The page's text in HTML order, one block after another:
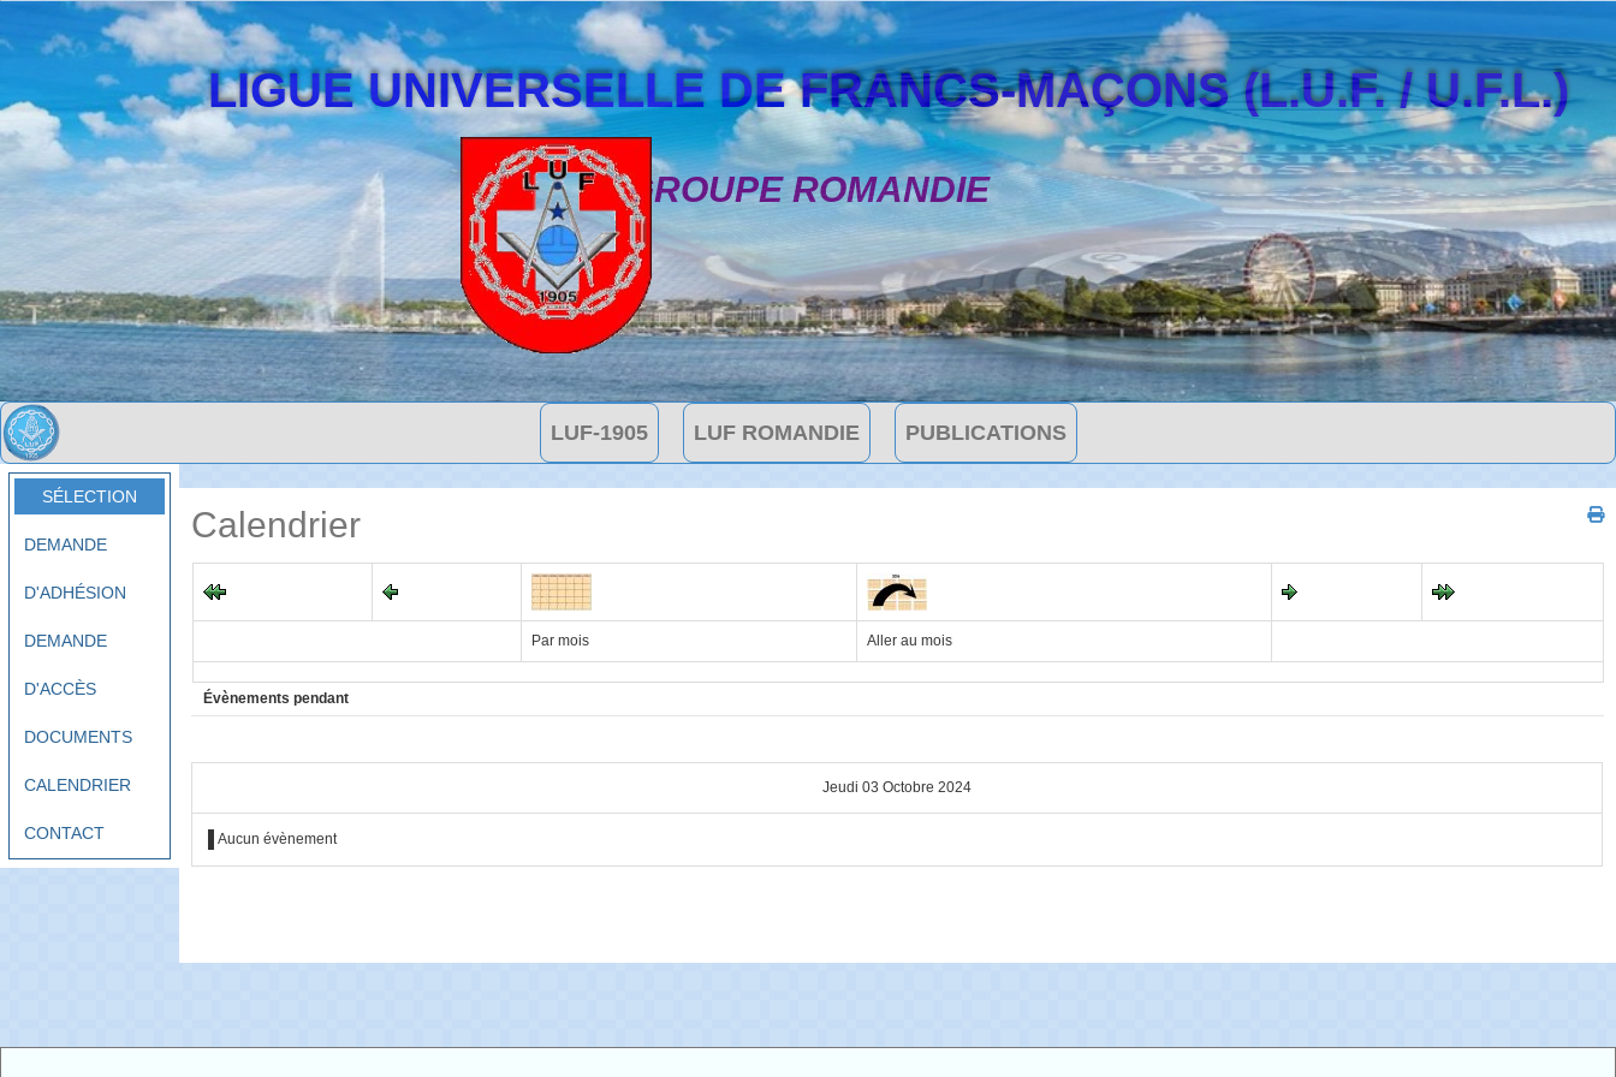
LIGUE UNIVERSELLE DE FRANCS-MAÇONS (L.U.F. / U.F.L.)
GROUPE ROMANDIE
LUF-1905 LUF ROMANDIE PUBLICATIONS
SÉLECTION
DEMANDE
D'ADHÉSION
DEMANDE
D'ACCÈS
DOCUMENTS
CALENDRIER
CONTACT
Calendrier
Par mois Aller au mois
Évènements pendant
Jeudi 03 Octobre 2024
Aucun évènement